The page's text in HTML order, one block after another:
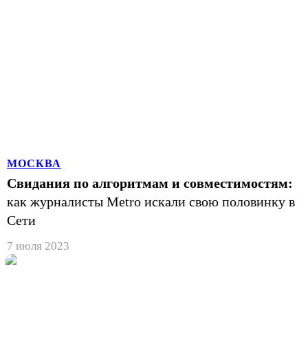
МОСКВА
Свидания по алгоритмам и совместимостям:
как журналисты Metro искали свою половинку в
Сети
7 июля 2023